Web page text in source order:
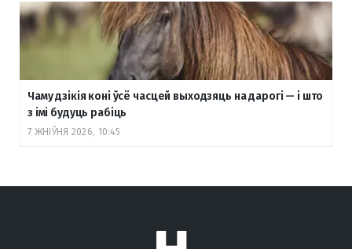
Чаму дзікія коні ўсё часцей выходзяць на дарогі — і што
з імі будуць рабіць
7 ЖНІЎНЯ 2026, 10:45